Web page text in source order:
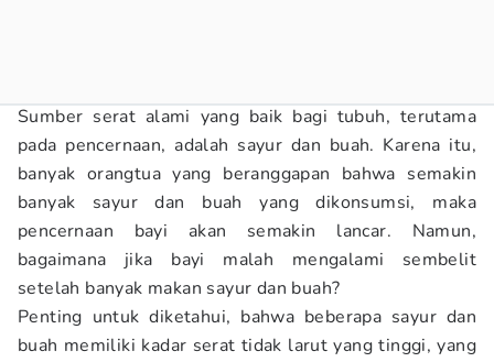
Sumber serat alami yang baik bagi tubuh, terutama
pada pencernaan, adalah sayur dan buah. Karena itu,
banyak orangtua yang beranggapan bahwa semakin
banyak sayur dan buah yang dikonsumsi, maka
pencernaan bayi akan semakin lancar. Namun,
bagaimana jika bayi malah mengalami sembelit
setelah banyak makan sayur dan buah?
Penting untuk diketahui, bahwa beberapa sayur dan
buah memiliki kadar serat tidak larut yang tinggi, yang